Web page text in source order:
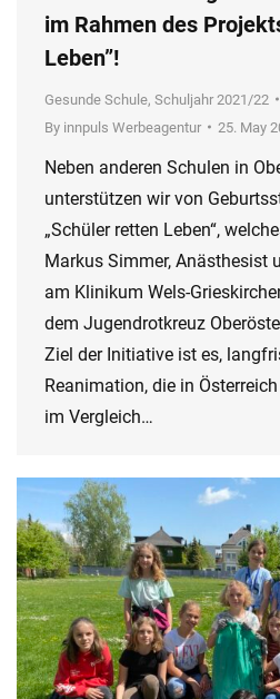
im Rahmen des
Leben”!
Gesunde Schule, Schuljahr 2021/22
By innpuls Werbeagentur 25. May
Neben anderen Schulen in
unterstützen wir von
„Schüler retten Leben“,
Markus Simmer, Anästhesist
am Klinikum Wels-
dem Jugendrotkreuz
Ziel der Initiative ist es,
Reanimation, die in
im Vergleich…